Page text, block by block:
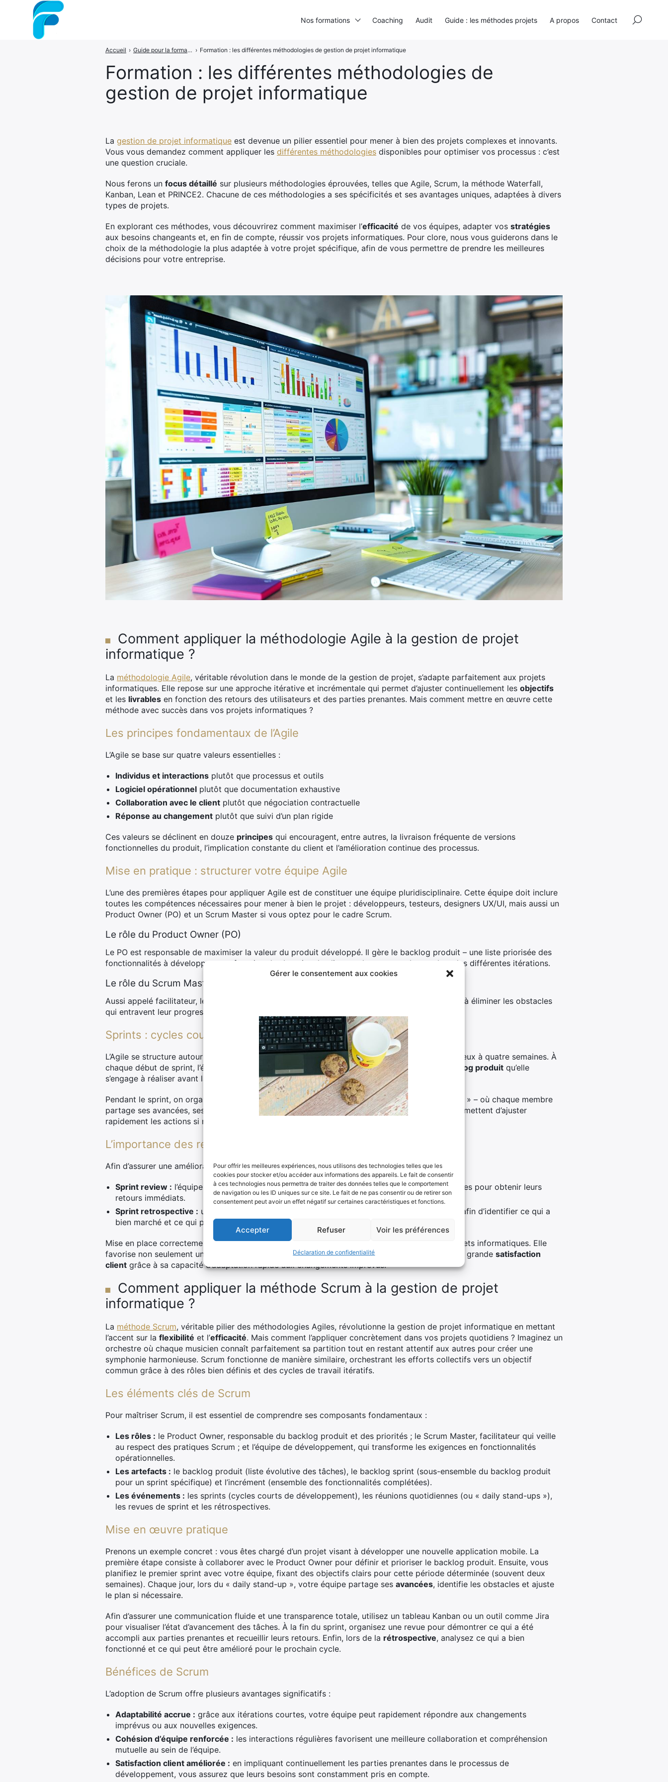
Gérer le consentement aux cookies
Pour offrir les meilleures expériences, nous utilisons des technologies telles que les
cookies pour stocker et/ou accéder aux informations des appareils. Le fait de consentir
à ces technologies nous permettra de traiter des données telles que le comportement
de navigation ou les ID uniques sur ce site. Le fait de ne pas consentir ou de retirer son
consentement peut avoir un effet négatif sur certaines caractéristiques et fonctions.
Accepter Refuser Voir les préférences
Déclaration de confidentialité
Formation : les différentes méthodologies de
gestion de projet informatique
Accueil › Guide pour la formation en gestion de projets › Formation : les différentes méthodologies de gestion de projet informatique
La gestion de projet informatique est devenue un pilier essentiel pour mener à bien des projets complexes et innovants.
Vous vous demandez comment appliquer les différentes méthodologies disponibles pour optimiser vos processus : c’est
une question cruciale.
Nous ferons un focus détaillé sur plusieurs méthodologies éprouvées, telles que Agile, Scrum, la méthode Waterfall,
Kanban, Lean et PRINCE2. Chacune de ces méthodologies a ses spécificités et ses avantages uniques, adaptées à divers
types de projets.
En explorant ces méthodes, vous découvrirez comment maximiser l’efficacité de vos équipes, adapter vos stratégies
aux besoins changeants et, en fin de compte, réussir vos projets informatiques. Pour clore, nous vous guiderons dans le
choix de la méthodologie la plus adaptée à votre projet spécifique, afin de vous permettre de prendre les meilleures
décisions pour votre entreprise.
Comment appliquer la méthodologie Agile à la gestion de projet
informatique ?
La méthodologie Agile, véritable révolution dans le monde de la gestion de projet, s’adapte parfaitement aux projets
informatiques. Elle repose sur une approche itérative et incrémentale qui permet d’ajuster continuellement les objectifs
et les livrables en fonction des retours des utilisateurs et des parties prenantes. Mais comment mettre en œuvre cette
méthode avec succès dans vos projets informatiques ?
Les principes fondamentaux de l’Agile
L’Agile se base sur quatre valeurs essentielles :
Individus et interactions plutôt que processus et outils
Logiciel opérationnel plutôt que documentation exhaustive
Collaboration avec le client plutôt que négociation contractuelle
Réponse au changement plutôt que suivi d’un plan rigide
Ces valeurs se déclinent en douze principes qui encouragent, entre autres, la livraison fréquente de versions
fonctionnelles du produit, l’implication constante du client et l’amélioration continue des processus.
Mise en pratique : structurer votre équipe Agile
L’une des premières étapes pour appliquer Agile est de constituer une équipe pluridisciplinaire. Cette équipe doit inclure
toutes les compétences nécessaires pour mener à bien le projet : développeurs, testeurs, designers UX/UI, mais aussi un
Product Owner (PO) et un Scrum Master si vous optez pour le cadre Scrum.
Le rôle du Product Owner (PO)
Le PO est responsable de maximiser la valeur du produit développé. Il gère le backlog produit – une liste priorisée des
fonctionnalités à développer – en fonction des besoins du client et des retours obtenus lors des différentes itérations.
Le rôle du Scrum Master
Aussi appelé facilitateur, le Scrum Master veille au respect des pratiques Agiles. Il aide l’équipe à éliminer les obstacles
qui entravent leur progression et assure une communication fluide entre tous les membres.
Sprints : cycles courts pour plus d’efficacité
L’Agile se structure autour de cycles courts appelés « sprints », généralement d’une durée de deux à quatre semaines. À
chaque début de sprint, l’équipe sélectionne un ensemble de tâches prioritaires issues du
backlog produit qu’elle
s’engage à réaliser avant la fin du cycle.
Pendant le sprint, on organise quotidiennement des réunions courtes – les « stand-up meetings » – où chaque membre
partage ses avancées, ses difficultés éventuelles et son plan pour la journée. Ces moments permettent d’ajuster
rapidement les actions si nécessaire.
L’importance des revues et rétrospectives
Afin d’assurer une amélioration continue, chaque sprint se termine par deux réunions clés :
Sprint review : l’équipe présente ce qui a été accompli pendant le sprint aux parties prenantes pour obtenir leurs
retours immédiats.
Sprint retrospective : un moment privilégié où l’équipe analyse son fonctionnement interne afin d’identifier ce qui a
bien marché et ce qui pourrait être amélioré pour les prochains sprints.
Mise en place correctement, la méthodologie Agile transforme votre manière de gérer vos projets informatiques. Elle
favorise non seulement une meilleure
collaborationau sein de votre équipe mais aussi une plus grande satisfaction
client grâce à sa capacité d’adaptation rapide aux changements imprévus.
Comment appliquer la méthode Scrum à la gestion de projet
informatique ?
La méthode Scrum, véritable pilier des méthodologies Agiles, révolutionne la gestion de projet informatique en mettant
l’accent sur la flexibilité et l’efficacité. Mais comment l’appliquer concrètement dans vos projets quotidiens ? Imaginez un
orchestre où chaque musicien connaît parfaitement sa partition tout en restant attentif aux autres pour créer une
symphonie harmonieuse. Scrum fonctionne de manière similaire, orchestrant les efforts collectifs vers un objectif
commun grâce à des rôles bien définis et des cycles de travail itératifs.
Les éléments clés de Scrum
Pour maîtriser Scrum, il est essentiel de comprendre ses composants fondamentaux :
Les rôles : le Product Owner, responsable du backlog produit et des priorités ; le Scrum Master, facilitateur qui veille
au respect des pratiques Scrum ; et l’équipe de développement, qui transforme les exigences en fonctionnalités
opérationnelles.
Les artefacts : le backlog produit (liste évolutive des tâches), le backlog sprint (sous-ensemble du backlog produit
pour un sprint spécifique) et l’incrément (ensemble des fonctionnalités complétées).
Les événements : les sprints (cycles courts de développement), les réunions quotidiennes (ou « daily stand-ups »),
les revues de sprint et les rétrospectives.
Mise en œuvre pratique
Prenons un exemple concret : vous êtes chargé d’un projet visant à développer une nouvelle application mobile. La
première étape consiste à collaborer avec le Product Owner pour définir et prioriser le backlog produit. Ensuite, vous
planifiez le premier sprint avec votre équipe, fixant des objectifs clairs pour cette période déterminée (souvent deux
semaines). Chaque jour, lors du « daily stand-up », votre équipe partage ses avancées, identifie les obstacles et ajuste
le plan si nécessaire.
Afin d’assurer une communication fluide et une transparence totale, utilisez un tableau Kanban ou un outil comme Jira
pour visualiser l’état d’avancement des tâches. À la fin du sprint, organisez une revue pour démontrer ce qui a été
accompli aux parties prenantes et recueillir leurs retours. Enfin, lors de la rétrospective, analysez ce qui a bien
fonctionné et ce qui peut être amélioré pour le prochain cycle.
Bénéfices de Scrum
L’adoption de Scrum offre plusieurs avantages significatifs :
Adaptabilité accrue : grâce aux itérations courtes, votre équipe peut rapidement répondre aux changements
imprévus ou aux nouvelles exigences.
Cohésion d’équipe renforcée : les interactions régulières favorisent une meilleure collaboration et compréhension
mutuelle au sein de l’équipe.
Satisfaction client améliorée : en impliquant continuellement les parties prenantes dans le processus de
développement, vous assurez que leurs besoins sont constamment pris en compte.
Nos formations Coaching Audit Guide : les méthodes projets A propos Contact
Rechercher
: